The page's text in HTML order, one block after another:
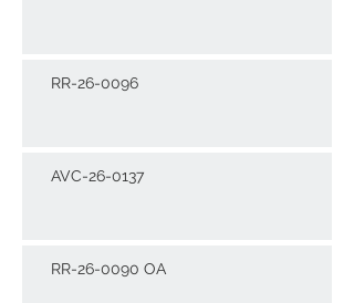
RR-26-0096
AVC-26-0137
RR-26-0090 OA